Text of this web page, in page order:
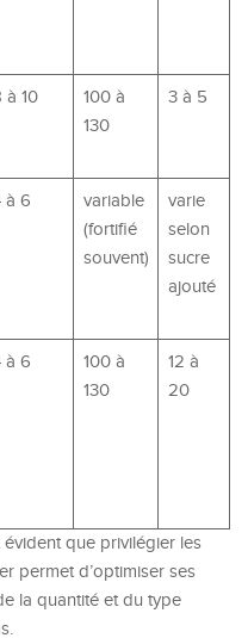
à 10
100 à
130
3 à 5
à 6
variable
(fortifié
souvent)
varie
selon
sucre
ajouté
à 6
100 à
130
12 à
20
que privilégier les
permet d’optimiser ses
la quantité et du type